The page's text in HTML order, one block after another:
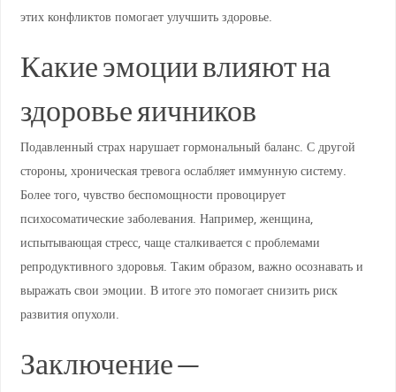
этих конфликтов помогает улучшить здоровье.
Какие эмоции влияют на
здоровье яичников
Подавленный страх нарушает гормональный баланс. С другой
стороны, хроническая тревога ослабляет иммунную систему.
Более того, чувство беспомощности провоцирует
психосоматические заболевания. Например, женщина,
испытывающая стресс, чаще сталкивается с проблемами
репродуктивного здоровья. Таким образом, важно осознавать и
выражать свои эмоции. В итоге это помогает снизить риск
развития опухоли.
Заключение —